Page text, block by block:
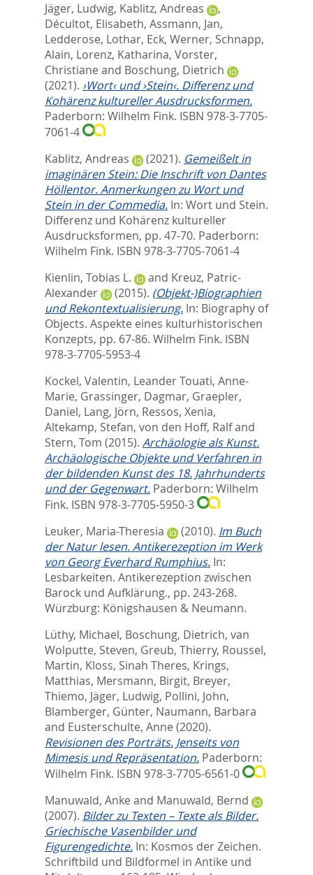
Jäger, Ludwig, Kablitz, Andreas
,
Décultot, Elisabeth, Assmann, Jan,
Ledderose, Lothar, Eck, Werner, Schnapp,
Alain, Lorenz, Katharina, Vorster,
Christiane and Boschung, Dietrich
(2021). ›Wort‹ und ›Stein‹. Differenz und
Kohärenz kultureller Ausdrucksformen.
Paderborn: Wilhelm Fink. ISBN 978-3-7705-
7061-4
Kablitz, Andreas
(2021). Gemeißelt in
imaginären Stein: Die Inschrift von Dantes
Höllentor. Anmerkungen zu Wort und
Stein in der Commedia. In: Wort und Stein.
Differenz und Kohärenz kultureller
Ausdrucksformen, pp. 47-70. Paderborn:
Wilhelm Fink. ISBN 978-3-7705-7061-4
Kienlin, Tobias L.
and Kreuz, Patric-
Alexander
(2015). (Objekt-)Biographien
und Rekontextualisierung. In: Biography of
Objects. Aspekte eines kulturhistorischen
Konzepts, pp. 67-86. Wilhelm Fink. ISBN
978-3-7705-5953-4
Kockel, Valentin, Leander Touati, Anne-
Marie, Grassinger, Dagmar, Graepler,
Daniel, Lang, Jörn, Ressos, Xenia,
Altekamp, Stefan, von den Hoff, Ralfand
Stern, Tom (2015). Archäologie als Kunst.
Archäologische Objekte und Verfahren in
der bildenden Kunst des 18. Jahrhunderts
und der Gegenwart. Paderborn: Wilhelm
Fink. ISBN 978-3-7705-5950-3
Leuker, Maria-Theresia
(2010). Im Buch
der Natur lesen. Antikerezeption im Werk
von Georg Everhard Rumphius. In:
Lesbarkeiten. Antikerezeption zwischen
Barock und Aufklärung., pp. 243-268.
Würzburg: Königshausen & Neumann.
Lüthy, Michael, Boschung, Dietrich, van
Wolputte, Steven, Greub, Thierry, Roussel,
Martin, Kloss, Sinah Theres, Krings,
Matthias, Mersmann, Birgit, Breyer,
Thiemo, Jäger, Ludwig, Pollini, John,
Blamberger, Günter, Naumann, Barbara
and Eusterschulte, Anne (2020).
Revisionen des Porträts. Jenseits von
Mimesis und Repräsentation. Paderborn:
Wilhelm Fink. ISBN 978-3-7705-6561-0
Manuwald, Anke and Manuwald, Bernd
(2007). Bilder zu Texten – Texte als Bilder.
Griechische Vasenbilder und
Figurengedichte. In: Kosmos der Zeichen.
Schriftbild und Bildformel in Antike und